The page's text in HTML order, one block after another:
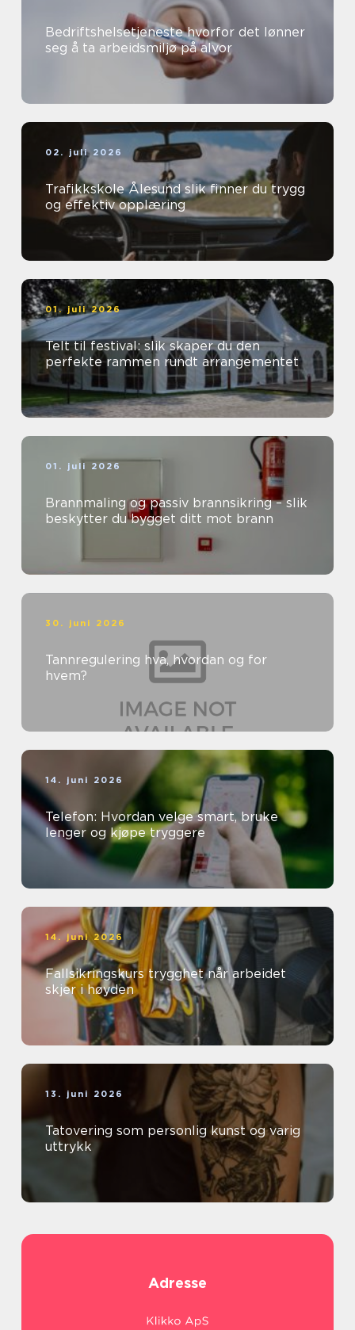
Bedriftshelsetjeneste hvorfor det lønner
seg å ta arbeidsmiljø på alvor
02. juli 2026
Trafikkskole Ålesund slik finner du trygg
og effektiv opplæring
01. juli 2026
Telt til festival: slik skaper du den
perfekte rammen rundt arrangementet
01. juli 2026
Brannmaling og passiv brannsikring – slik
beskytter du bygget ditt mot brann
30. juni 2026
Tannregulering hva, hvordan og for
hvem?
14. juni 2026
Telefon: Hvordan velge smart, bruke
lenger og kjøpe tryggere
14. juni 2026
Fallsikringskurs trygghet når arbeidet
skjer i høyden
13. juni 2026
Tatovering som personlig kunst og varig
uttrykk
Adresse